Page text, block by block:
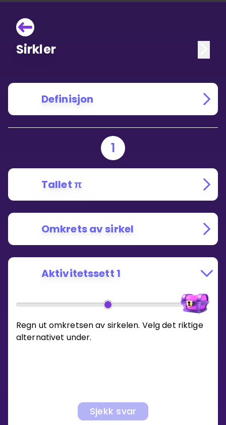
Sirkler
Definisjon
1
Tallet π
Omkrets av sirkel
Aktivitetssett 1
Regn ut omkretsen av sirkelen. Velg det riktige
alternativet under.
Sjekk svar